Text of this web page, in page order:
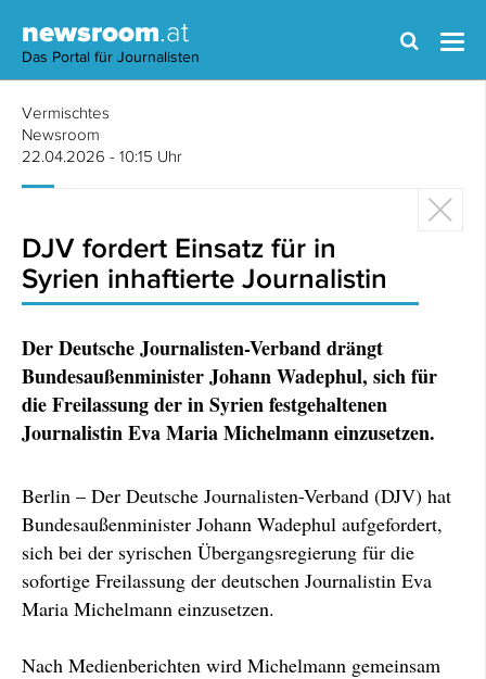
newsroom.at
Das Portal für Journalisten
Vermischtes
Newsroom
22.04.2026 - 10:15 Uhr
DJV fordert Einsatz für in
Syrien inhaftierte Journalistin
Der Deutsche Journalisten-Verband drängt
Bundesaußenminister Johann Wadephul, sich für
die Freilassung der in Syrien festgehaltenen
Journalistin Eva Maria Michelmann einzusetzen.
Berlin – Der Deutsche Journalisten-Verband (DJV) hat
Bundesaußenminister Johann Wadephul aufgefordert,
sich bei der syrischen Übergangsregierung für die
sofortige Freilassung der deutschen Journalistin Eva
Maria Michelmann einzusetzen.
Nach Medienberichten wird Michelmann gemeinsam